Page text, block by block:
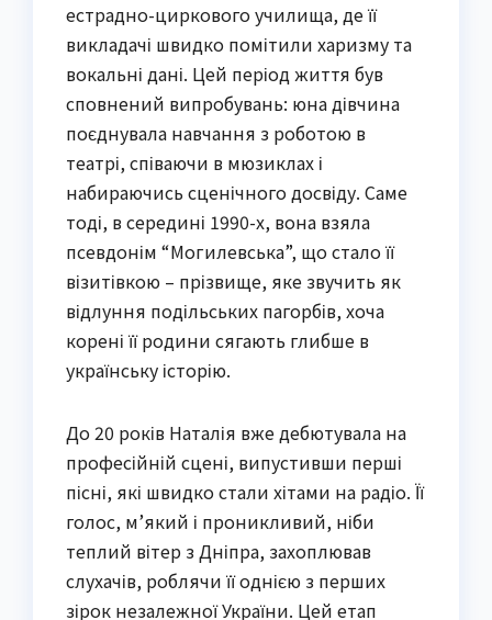
естрадно-циркового училища, де її
викладачі швидко помітили харизму та
вокальні дані. Цей період життя був
сповнений випробувань: юна дівчина
поєднувала навчання з роботою в
театрі, співаючи в мюзиклах і
набираючись сценічного досвіду. Саме
тоді, в середині 1990-х, вона взяла
псевдонім “Могилевська”, що стало її
візитівкою – прізвище, яке звучить як
відлуння подільських пагорбів, хоча
корені її родини сягають глибше в
українську історію.
До 20 років Наталія вже дебютувала на
професійній сцені, випустивши перші
пісні, які швидко стали хітами на радіо. Її
голос, м’який і проникливий, ніби
теплий вітер з Дніпра, захоплював
слухачів, роблячи її однією з перших
зірок незалежної України. Цей етап